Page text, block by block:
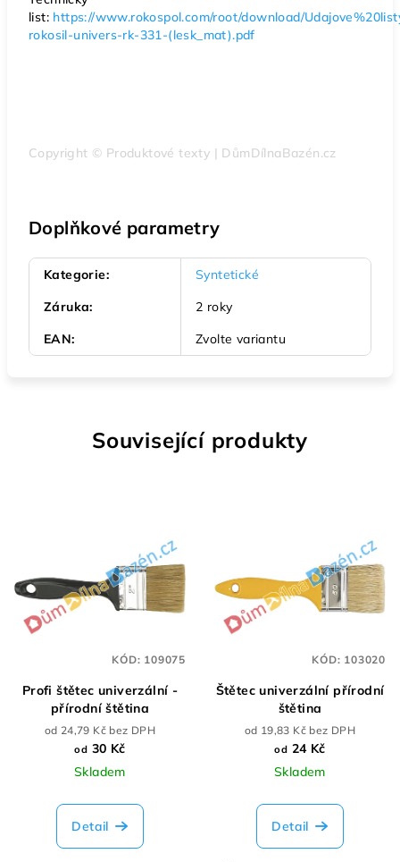
list: https://www.rokospol.com/root/download/
rokosil-univers-rk-331-(lesk_mat).pdf
Copyright © Produktové texty | DůmDílnaBazén.cz
Doplňkové parametry
Kategorie:
Syntetické
Záruka:
2 roky
EAN: Zvolte variantu
Související produkty
Profi štětec univerzální -
přírodní štětina
od 24,79 Kč bez DPH
od 30 Kč
Skladem
Detail
KÓD: 109075
Štětec univerzální přírodní
štětina
od 19,83 Kč bez DPH
od 24 Kč
Skladem
Detail
KÓD: 103020